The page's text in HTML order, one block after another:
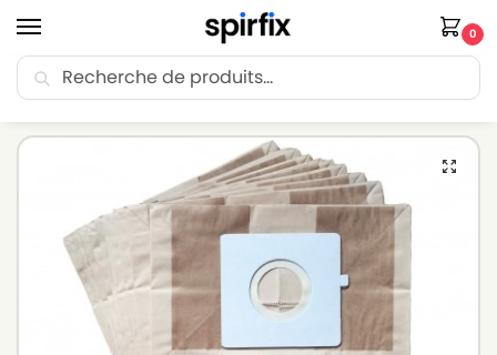
0
🚚 Livraison Point Relais offerte dès 30€ d’achat.